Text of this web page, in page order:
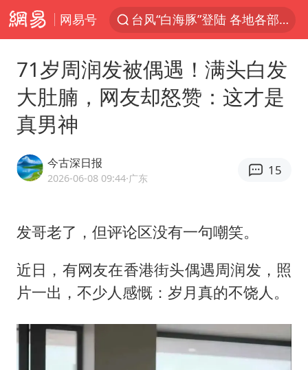
网易号
台风“白海豚”登陆 各地各部门全力应对
多地银行上调存款利率
上海地铁4条线路全线停运
4.2平卫生间补漏注胶花1.55万
律师谈贾冰私人饭局被偷拍
白海豚可深入内陆制造大范围风雨
NBA传奇教练老尼尔森去世
手机真会“偷听”我们说话吗
71岁周润发被偶遇！满头白发
大肚腩，网友却怒赞：这才是
真男神
今古深日报
2026-06-08 09:44·广东
15
发哥老了，但评论区没有一句嘲笑。
近日，有网友在香港街头偶遇周润发 ，照
片一出，不少人感慨：岁月真的不饶人。